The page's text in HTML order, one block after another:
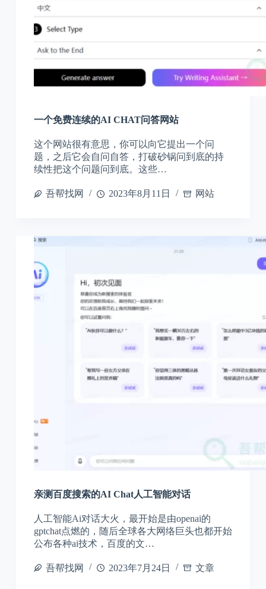
一个免费连续的AI CHAT问答网站
这个网站很有意思，你可以向它提出一个问
题，之后它会自问自答，打破砂锅问到底的持
续性把这个问题问到底。这些…
吾帮找网 2023年8月11日 网站
亲测百度搜索的AI Chat人工智能对话
人工智能Ai对话大火，最开始是由openai的
gptchat点燃的，随后全球各大网络巨头也都开始
公布各种ai技术，百度的文…
吾帮找网 2023年7月24日 文章